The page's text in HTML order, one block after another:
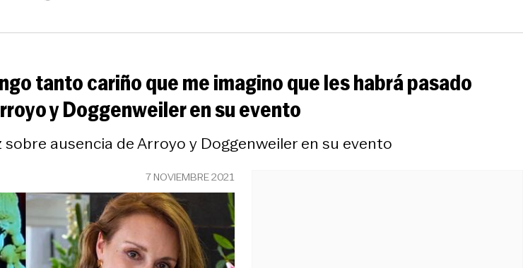
tanto cariño que me imagino que les habrá pasado
y Doggenweiler en su evento
ausencia de Arroyo y Doggenweiler en su evento
7 NOVIEMBRE 2021